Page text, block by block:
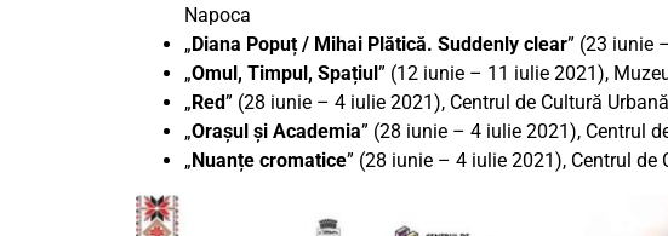
Napoca
„ Diana Popuț / Mihai Plătică. Suddenly clear” (23 iunie
„Omul, Timpul, Spațiul ” (12 iunie – 11 iulie 2021),
„ Red” (28 iunie – 4 iulie 2021), Centrul de Cultură
„Orașul și Academia” (28 iunie – 4 iulie 2021), Centrul
„ Nuanțe cromatice” (28 iunie – 4 iulie 2021), Centrul de